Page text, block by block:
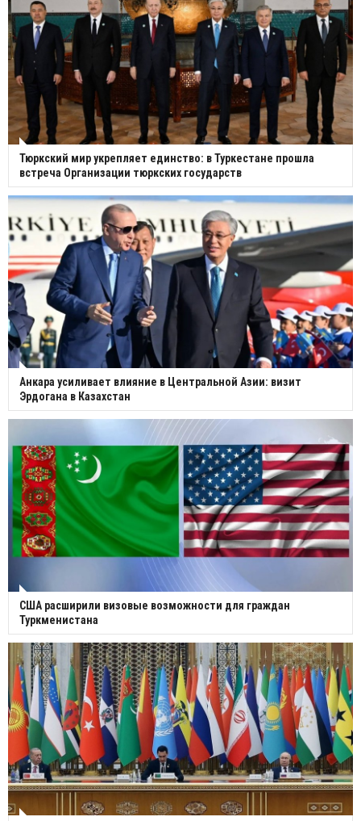
Тюркский мир укрепляет единство: в Туркестане прошла
встреча Организации тюркских государств
Анкара усиливает влияние в Центральной Азии: визит
Эрдогана в Казахстан
США расширили визовые возможности для граждан
Туркменистана